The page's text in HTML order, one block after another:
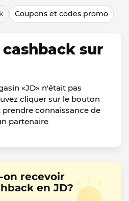
Coupons et codes promo
sur
«JD» n'était pas
cliquer sur le bouton
connaissance de
partenaire
recevoir
en JD?